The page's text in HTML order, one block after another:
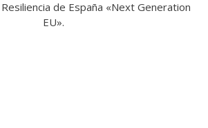
de España «Next Generation
EU».